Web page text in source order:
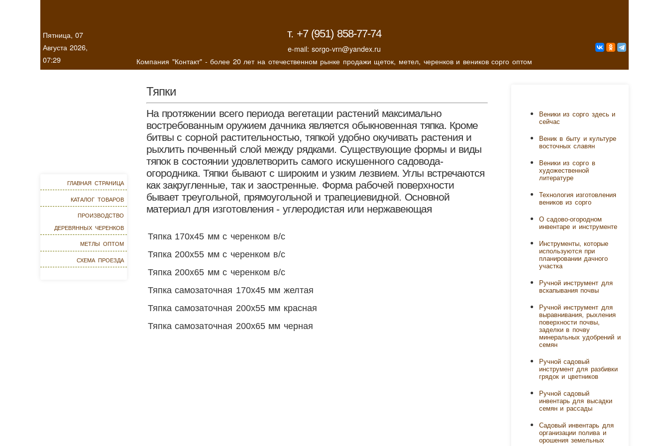
Пятница, 07
Августа 2026,
07:29
т. +7 (951) 858-77-74
e-mail: sorgo-vrn@yandex.ru
Компания "Контакт" - более 20 лет на отечественном рынке продажи щеток, метел, черенков и веников сорго оптом
главная страница
каталог товаров
производство
деревянных черенков
метлы оптом
схема проезда
Тяпки
На протяжении всего периода вегетации растений максимально
востребованным оружием дачника является обыкновенная тяпка. Кроме
битвы с сорной растительностью, тяпкой удобно окучивать растения и
рыхлить почвенный слой между рядками. Существующие формы и виды
тяпок в состоянии удовлетворить самого искушенного садовода-
огородника. Тяпки бывают с широким и узким лезвием. Углы встречаются
как закругленные, так и заостренные. Форма рабочей поверхности
бывает треугольной, прямоугольной и трапециевидной. Основной
материал для изготовления - углеродистая или нержавеющая
Тяпка 170х45 мм с черенком в/с
Тяпка 200х55 мм с черенком в/с
Тяпка 200х65 мм с черенком в/с
Тяпка самозаточная 170х45 мм желтая
Тяпка самозаточная 200х55 мм красная
Тяпка самозаточная 200х65 мм черная
Веники из сорго здесь и
сейчас
Веник в быту и культуре
восточных славян
Веники из сорго в
художественной
литературе
Технология изготовления
веников из сорго
О садово-огородном
инвентаре и инструменте
Инструменты, которые
используются при
планировании дачного
участка
Ручной инструмент для
вскапывания почвы
Ручной инструмент для
выравнивания, рыхления
поверхности почвы,
заделки в почву
минеральных удобрений и
семян
Ручной садовый
инструмент для разбивки
грядок и цветников
Ручной садовый
инвентарь для высадки
семян и рассады
Садовый инвентарь для
организации полива и
орошения земельных